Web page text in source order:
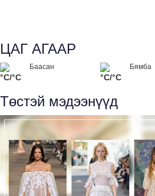
ЦАГ АГААР
Баасан
°C/°C
Бямба
°C/°C
Төстэй мэдээнүүд